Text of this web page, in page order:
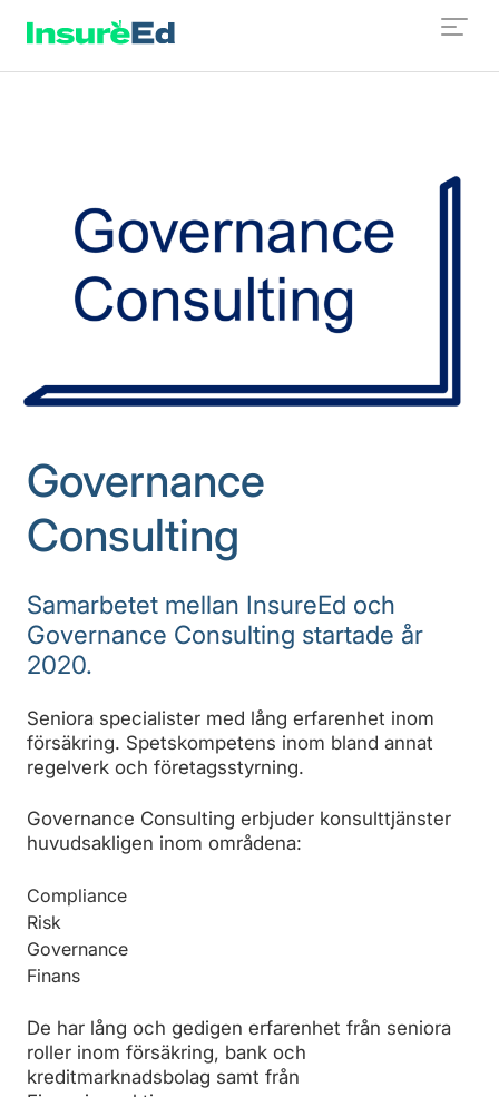
Governance
Consulting
Samarbetet mellan InsureEd och
Governance Consulting startade år
2020.
Seniora specialister med lång erfarenhet inom
försäkring. Spetskompetens inom bland annat
regelverk och företagsstyrning.
Governance Consulting erbjuder konsulttjänster
huvudsakligen inom områdena:
Compliance
Risk
Governance
Finans
De har lång och gedigen erfarenhet från seniora
roller inom försäkring, bank och
kreditmarknadsbolag samt från